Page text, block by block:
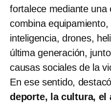
fortalece mediante una
combina
inteligencia, drones,
última generación,
causas sociales de la
En ese sentido,
deporte, la cultura, el